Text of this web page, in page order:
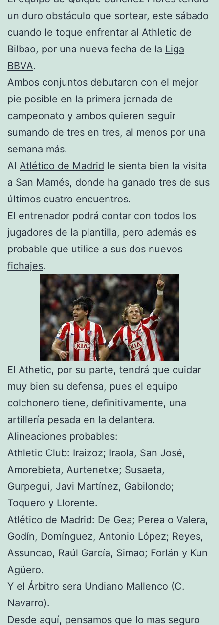
un duro obstáculo que sortear, este sábado
cuando le toque enfrentar al Athletic de
Bilbao, por una nueva fecha de la Liga
BBVA.
Ambos conjuntos debutaron con el mejor
pie posible en la primera jornada de
campeonato y ambos quieren seguir
sumando de tres en tres, al menos por una
semana más.
Al Atlético de Madrid le sienta bien la visita
a San Mamés, donde ha ganado tres de sus
últimos cuatro encuentros.
El entrenador podrá contar con todos los
jugadores de la plantilla, pero además es
probable que utilice a sus dos nuevos
fichajes.
El Athetic, por su parte, tendrá que cuidar
muy bien su defensa, pues el equipo
colchonero tiene, definitivamente, una
artillería pesada en la delantera.
Alineaciones probables:
Athletic Club: Iraizoz; Iraola, San José,
Amorebieta, Aurtenetxe; Susaeta,
Gurpegui, Javi Martínez, Gabilondo;
Toquero y Llorente.
Atlético de Madrid: De Gea; Perea o Valera,
Godín, Domínguez, Antonio López; Reyes,
Assuncao, Raúl García, Simao; Forlán y Kun
Agüero.
Y el Árbitro sera Undiano Mallenco (C.
Navarro).
Desde aquí, pensamos que lo mas seguro